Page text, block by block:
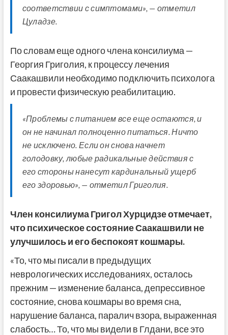
соответствии с симптомами», — отметил
Цуладзе.
По словам еще одного члена консилиума —
Георгия Григолия, к процессу лечения
Саакашвили необходимо подключить психолога
и провести физическую реабилитацию.
«Проблемы с питанием все еще остаются, и
он не начинал полноценно питаться. Ничто
не исключено. Если он снова начнет
голодовку, любые радикальные действия с
его стороны нанесут кардинальный ущерб
его здоровью», — отметил Григолия.
Член консилиума Григол Хурцидзе отмечает,
что психическое состояние Саакашвили не
улучшилось и его беспокоят кошмары.
«То, что мы писали в предыдущих
неврологических исследованиях, осталось
прежним — изменение баланса, депрессивное
состояние, снова кошмары во время сна,
нарушение баланса, паралич взора, выраженная
слабость… То, что мы видели в Глдани, все это